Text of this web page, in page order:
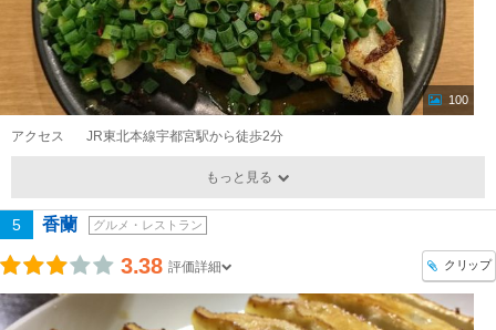
100
アクセス JR東北本線宇都宮駅から徒歩2分
もっと見る
5 香蘭 グルメ・レストラン
3.38 評価詳細 クリップ